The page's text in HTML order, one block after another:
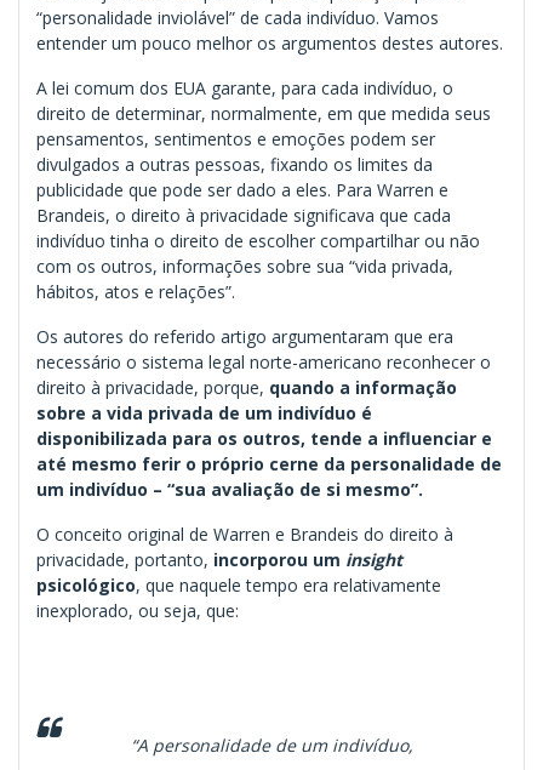
“personalidade inviolável” de cada indivíduo. Vamos
entender um pouco melhor os argumentos destes autores.
A lei comum dos EUA garante, para cada indivíduo, o
direito de determinar, normalmente, em que medida seus
pensamentos, sentimentos e emoções podem ser
divulgados a outras pessoas, fixando os limites da
publicidade que pode ser dado a eles. Para Warren e
Brandeis, o direito à privacidade significava que cada
indivíduo tinha o direito de escolher compartilhar ou não
com os outros, informações sobre sua “vida privada,
hábitos, atos e relações”.
Os autores do referido artigo argumentaram que era
necessário o sistema legal norte-americano reconhecer o
direito à privacidade, porque, quando a informação
sobre a vida privada de um indivíduo é
disponibilizada para os outros, tende a influenciar e
até mesmo ferir o próprio cerne da personalidade de
um indivíduo – “sua avaliação de si mesmo”.
O conceito original de Warren e Brandeis do direito à
privacidade, portanto, incorporou um insight
psicológico, que naquele tempo era relativamente
inexplorado, ou seja, que:
“A personalidade de um indivíduo,